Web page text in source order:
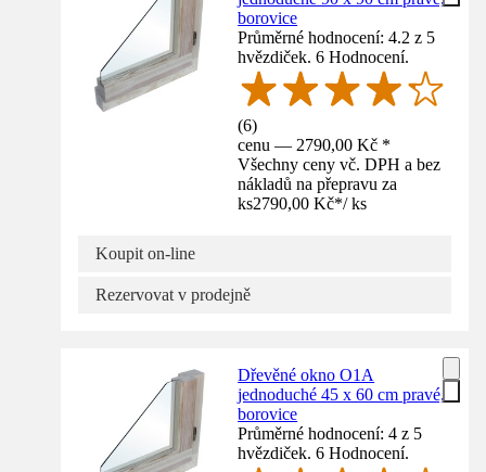
borovice
Průměrné hodnocení: 4.2 z 5
hvězdiček. 6 Hodnocení.
(6)
cenu — 2790,00 Kč *
Všechny ceny vč. DPH a bez
nákladů na přepravu za
ks2790,00 Kč*/ ks
Koupit on-line
Rezervovat v prodejně
Dřevěné okno O1A
jednoduché 45 x 60 cm pravé,
borovice
Průměrné hodnocení: 4 z 5
hvězdiček. 6 Hodnocení.